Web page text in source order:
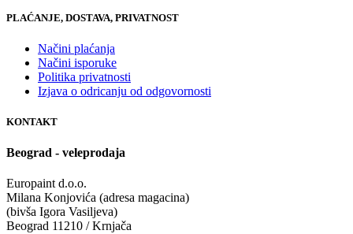
PLAĆANJE, DOSTAVA, PRIVATNOST
Načini plaćanja
Načini isporuke
Politika privatnosti
Izjava o odricanju od odgovornosti
KONTAKT
Beograd - veleprodaja
Europaint d.o.o.
Milana Konjovića (adresa magacina)
(bivša Igora Vasiljeva)
Beograd 11210 / Krnjača